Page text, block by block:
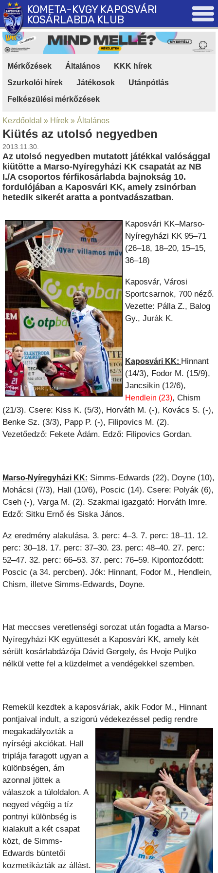
KOMETA-KVGY KAPOSVÁRI
KOSÁRLABDA KLUB
Mérkőzések Általános KKK hírek
Szurkolói hírek
Játékosok Utánpótlás
Felkészülési mérkőzések
Kezdőoldal » Hírek » Általános
Kiütés az utolsó negyedben
2013.11.30.
Az utolsó negyedben mutatott játékkal valósággal
kiütötte a Marso-Nyíregyházi KK csapatát az NB
I./A csoportos férfikosárlabda bajnokság 10.
fordulójában a Kaposvári KK, amely zsinórban
hetedik sikerét aratta a pontvadászatban.
Kaposvári KK–Marso-
Nyíregyházi KK 95–71
(26–18, 18–20, 15–15,
36–18)
Kaposvár, Városi
Sportcsarnok, 700 néző.
Vezette: Pálla Z., Balog
Gy., Jurák K.
Kaposvári KK: Hinnant
(14/3), Fodor M. (15/9),
Jancsikin (12/6),
Hendlein (23), Chism
(21/3). Csere: Kiss K. (5/3), Horváth M. (-), Kovács S. (-),
Benke Sz. (3/3), Papp P. (-), Filipovics M. (2).
Vezetőedző: Fekete Ádám. Edző: Filipovics Gordan.
Marso-Nyíregyházi KK: Simms-Edwards (22), Doyne (10),
Mohácsi (7/3), Hall (10/6), Poscic (14). Csere: Polyák (6),
Cseh (-), Varga M. (2). Szakmai igazgató: Horváth Imre.
Edző: Sitku Ernő és Siska János.
Az eredmény alakulása. 3. perc: 4–3. 7. perc: 18–11. 12.
perc: 30–18. 17. perc: 37–30. 23. perc: 48–40. 27. perc:
52–47. 32. perc: 66–53. 37. perc: 76–59. Kipontozódott:
Poscic (a 34. percben). Jók: Hinnant, Fodor M., Hendlein,
Chism, illetve Simms-Edwards, Doyne.
Hat meccses veretlenségi sorozat után fogadta a Marso-
Nyíregyházi KK együttesét a Kaposvári KK, amely két
sérült kosárlabdázója Dávid Gergely, és Hvoje Puljko
nélkül vette fel a küzdelmet a vendégekkel szemben.
Remekül kezdtek a kaposváriak, akik Fodor M., Hinnant
pontjaival indult, a szigorú védekezéssel pedig rendre
megakadályozták a
nyírségi akciókat. Hall
triplája faragott ugyan a
különbségen, ám
azonnal jöttek a
válaszok a túloldalon. A
negyed végéig a tíz
pontnyi különbség is
kialakult a két csapat
közt, de Simms-
Edwards büntetői
kozmetikázták az állást.